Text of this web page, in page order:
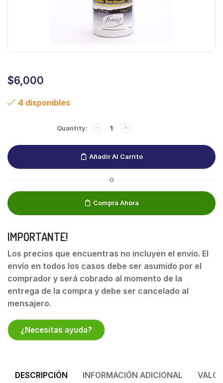
$6,000
4 disponibles
Añadir Al Carrito
O
Compra Ahora
IMPORTANTE!
Los precios que encuentras no incluyen el envío. El
envío en todos los casos debe ser asumido por el
comprador y será cobrado al momento de la
entrega de la compra y debe ser cancelado al
mensajero.
¿Necesitas ayuda?
DESCRIPCIÓN INFORMACIÓN ADICIONAL